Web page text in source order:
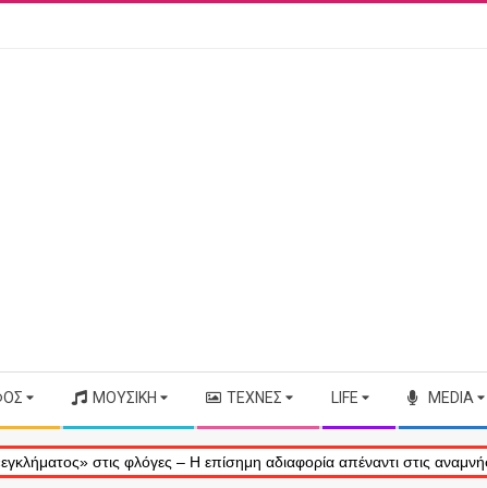
ΜΟΥΣΙΚΉ ΤΈΧΝΕΣ LIFE MEDIA
στις φλόγες – Η επίσημη αδιαφορία απέναντι στις αναμνήσεις μας